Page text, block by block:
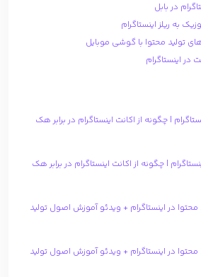
در بابل
به ریلز اینستاگرام
در اینستاگرام
| چگونه از اکانت اینستاگرام در برابر هک
| چگونه از اکانت اینستاگرام در برابر هک
محتوا در اینستاگرام + ویدئو آموزش اصول تولید
محتوا در اینستاگرام + ویدئو آموزش اصول تولید